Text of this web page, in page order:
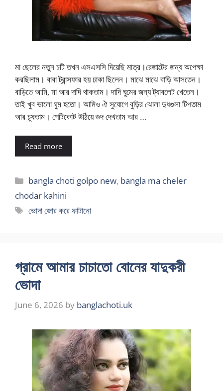
মা ছেলের নতুন চটি তখন এসএসসি দিয়েছি মাত্র।রেজাল্টের জন্য অপেক্ষা
করছিলাম। বাবা ট্রান্সফার হয় ঢাকা ছিলেন। মাঝে মাঝে বাড়ি আসতেন।
বাড়িতে আমি, মা আর দাদি থাকতাম। দাদি ঘুমের জন্য ট্যাবলেট খেতেন।
তাই খুব ভালো ঘুম হতো। আমিও ঐ সুযোগে বুড়ির ঝোলা দুধগুলা টিপতাম
আর চুষতাম। পেটিকোট উঠিয়ে গুদ দেখতাম আর …
Read more
Categories
bangla choti golpo new, bangla ma cheler
chodar kahini
Tags
ভোদা জোর করে ফাটানো
গ্রামে আমার চাচাতো বোনের যাদুকরী
ভোদা
June 6, 2026 by banglachoti.uk